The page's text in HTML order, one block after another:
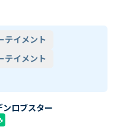
テイメント
テイメント
ンロブスター